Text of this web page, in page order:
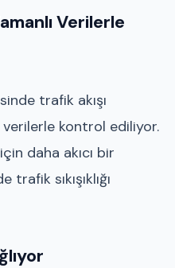
Verilerle
trafik akışı
kontrol ediliyor.
daha akıcı bir
sıkışıklığı